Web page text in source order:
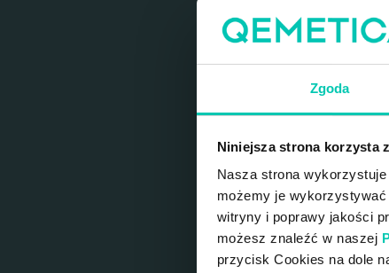
Zgoda
Niniejsza strona korzysta
Nasza strona
możemy je
witryny i poprawy jakości
możesz znaleźć w naszej
przycisk Cookies na dole